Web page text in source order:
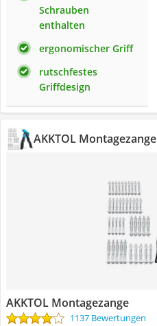
Schrauben
enthalten
ergonomischer Griff
rutschfestes
Griffdesign
AKKTOL Montagezange
AKKTOL Montagezange
1137 Bewertungen